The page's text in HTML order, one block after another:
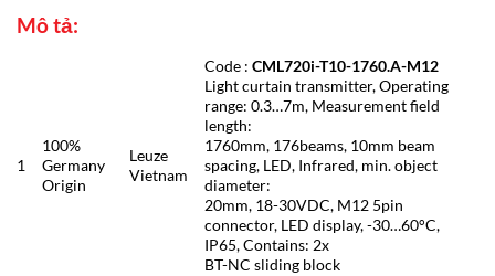
Mô tả:
1
100%
Germany
Origin
Leuze
Vietnam
Code :CML720i-T10-1760.A-M12
Light curtain transmitter, Operating
range: 0.3…7m, Measurement field
length:
1760mm, 176beams, 10mm beam
spacing, LED, Infrared, min. object
diameter:
20mm, 18-30VDC, M12 5pin
connector, LED display, -30…60°C,
IP65, Contains: 2x
BT-NC sliding block